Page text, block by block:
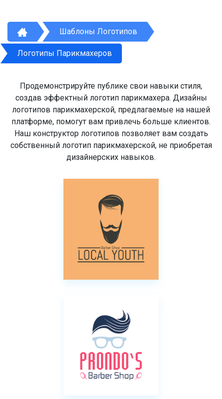
Шаблоны Логотипов
Логотипы Парикмахеров
Продемонстрируйте публике свои навыки стиля,
создав эффектный логотип парикмахера. Дизайны
логотипов парикмахерской, предлагаемые на нашей
платформе, помогут вам привлечь больше клиентов.
Наш конструктор логотипов позволяет вам создать
собственный логотип парикмахерской, не приобретая
дизайнерских навыков.